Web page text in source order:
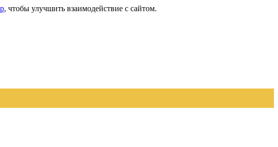
, чтобы улучшить взаимодействие с сайтом.